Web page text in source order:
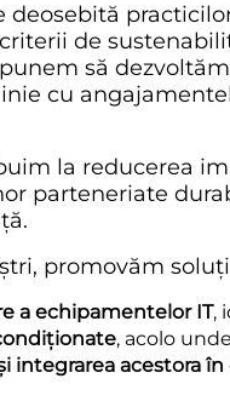
deosebită
de
să
cu
la reducerea
parteneriate
promovăm
a echipamentelor IT,
, acolo
integrarea acestora